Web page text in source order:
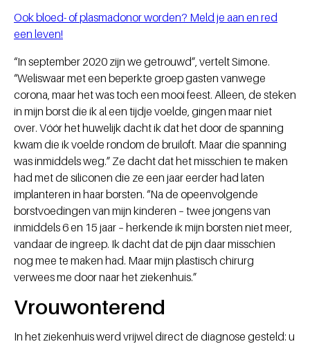
Ook bloed- of plasmadonor worden? Meld je aan en red
een leven!
“In september 2020 zijn we getrouwd”, vertelt Simone.
“Weliswaar met een beperkte groep gasten vanwege
corona, maar het was toch een mooi feest. Alleen, de steken
in mijn borst die ik al een tijdje voelde, gingen maar niet
over. Vóór het huwelijk dacht ik dat het door de spanning
kwam die ik voelde rondom de bruiloft. Maar die spanning
was inmiddels weg.” Ze dacht dat het misschien te maken
had met de siliconen die ze een jaar eerder had laten
implanteren in haar borsten. “Na de opeenvolgende
borstvoedingen van mijn kinderen – twee jongens van
inmiddels 6 en 15 jaar – herkende ik mijn borsten niet meer,
vandaar de ingreep. Ik dacht dat de pijn daar misschien
nog mee te maken had. Maar mijn plastisch chirurg
verwees me door naar het ziekenhuis.”
Vrouwonterend
In het ziekenhuis werd vrijwel direct de diagnose gesteld: u